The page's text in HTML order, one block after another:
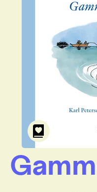
Olivia
Vinnare
För